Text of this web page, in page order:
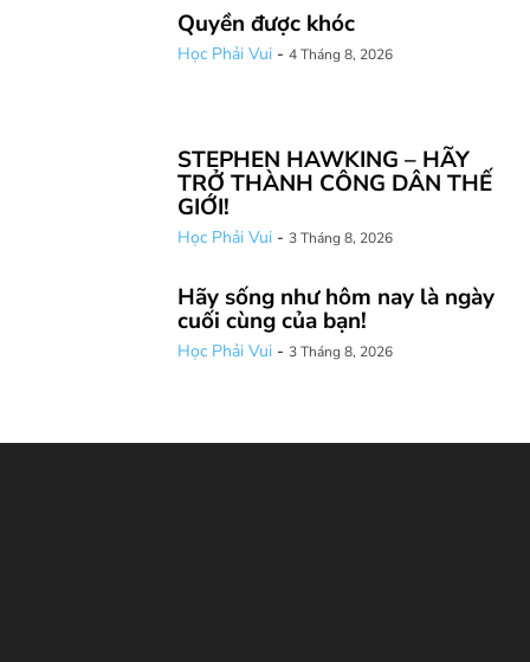
Quyền được khóc
Học Phải Vui - 4 Tháng 8, 2026
STEPHEN HAWKING – HÃY
TRỞ THÀNH CÔNG DÂN THẾ
GIỚI!
Học Phải Vui - 3 Tháng 8, 2026
Hãy sống như hôm nay là ngày
cuối cùng của bạn!
Học Phải Vui - 3 Tháng 8, 2026